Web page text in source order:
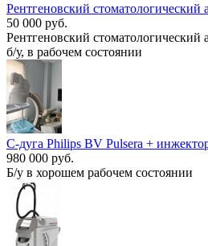
Рентгеновский стоматологический
50 000 руб.
Рентгеновский стоматологический
б/у, в рабочем состоянии
С-дуга Philips BV Pulsera +
980 000 руб.
Б/у в хорошем рабочем состоянии